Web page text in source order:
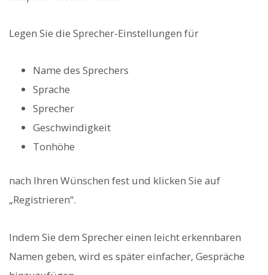
Legen Sie die Sprecher-Einstellungen für
Name des Sprechers
Sprache
Sprecher
Geschwindigkeit
Tonhöhe
nach Ihren Wünschen fest und klicken Sie auf
„Registrieren“.
Indem Sie dem Sprecher einen leicht erkennbaren
Namen geben, wird es später einfacher, Gespräche